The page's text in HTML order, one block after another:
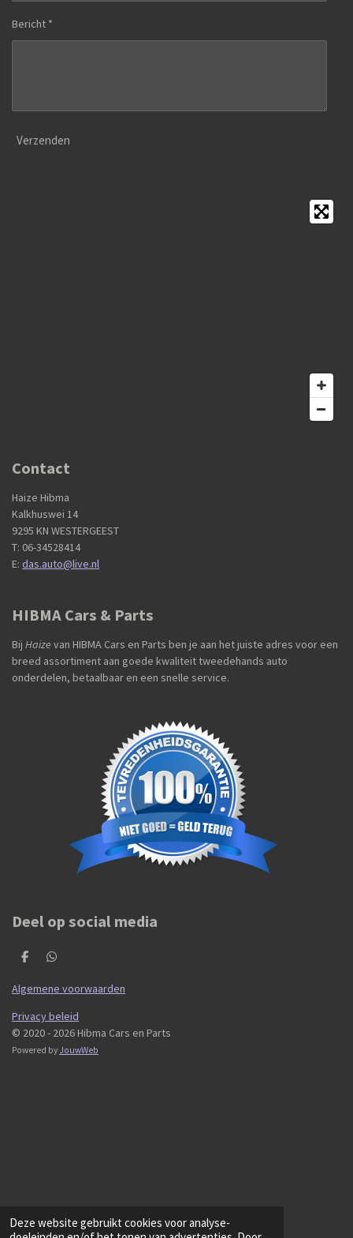
Deze website gebruikt cookies voor analyse-
Bericht *
Verzenden
Contact
Haize Hibma
Kalkhuswei 14
9295 KN WESTERGEEST
T: 06-34528414
E: das.auto@live.nl
HIBMA Cars & Parts
Bij Haizevan HIBMA Cars en Parts ben je aan het juiste adres voor een
breed assortiment aan goede kwaliteit tweedehands auto
onderdelen, betaalbaar en een snelle service.
Deel op social media
D
l
e
D
l
e
Algemene voorwaarden
Privacy beleid
© 2020 - 2026 Hibma Cars en Parts
Powered by JouwWeb